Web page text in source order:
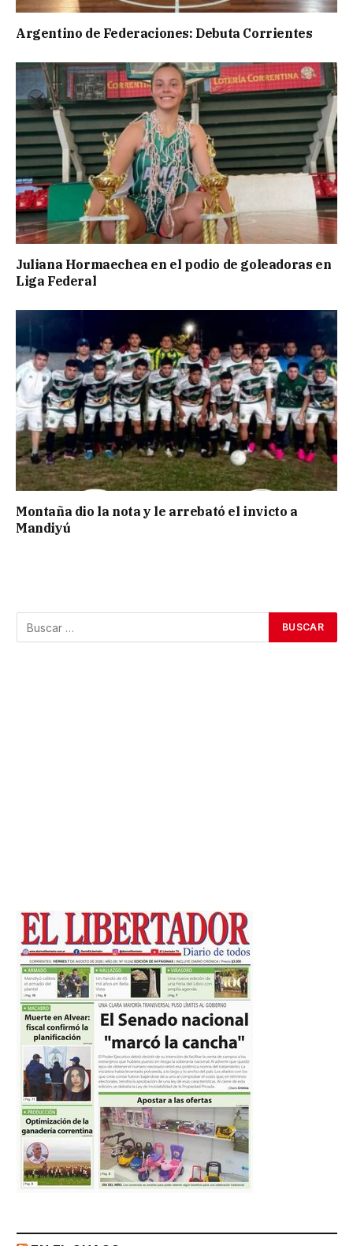
Argentino de Federaciones: Debuta Corrientes
Juliana Hormaechea en el podio de goleadoras en
Liga Federal
Montaña dio la nota y le arrebató el invicto a
Mandiyú